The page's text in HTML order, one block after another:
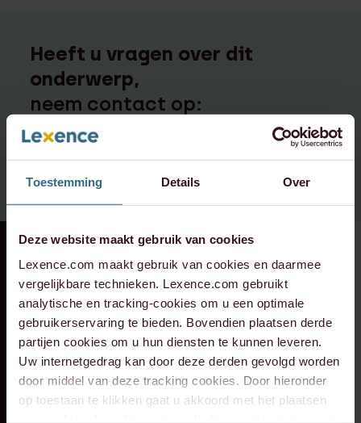
Toestemming Details Over
Deze website maakt gebruik van cookies
Lexence.com maakt gebruik van cookies en daarmee
vergelijkbare technieken. Lexence.com gebruikt
analytische en tracking-cookies om u een optimale
gebruikerservaring te bieden. Bovendien plaatsen derde
partijen cookies om u hun diensten te kunnen leveren.
Uw internetgedrag kan door deze derden gevolgd worden
door middel van deze tracking cookies. Door hieronder
op toestaan te klikken gaat u akkoord met het plaatsen
Heeft u vragen over dit
onderwerp,
neem contact op:
+31 20 573 6736
Lexence heeft
Caddenz
geadviseerd bij de
overname van
Verkeer Service
Zuid-Holland.
Lexence heeft
Sandee Groen
geadviseerd bij de
toetreding van
Scheybeeck als
aandeelhouder